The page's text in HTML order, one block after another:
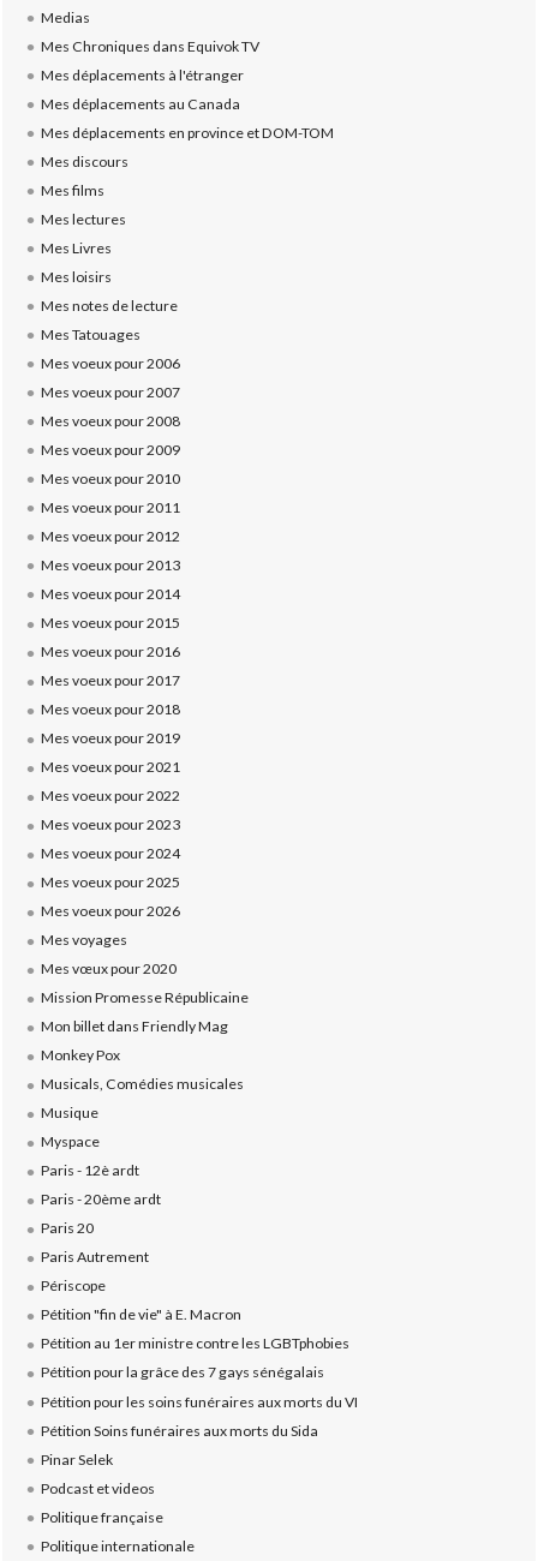
Medias
Mes Chroniques dans Equivok TV
Mes déplacements à l'étranger
Mes déplacements au Canada
Mes déplacements en province et DOM-TOM
Mes discours
Mes films
Mes lectures
Mes Livres
Mes loisirs
Mes notes de lecture
Mes Tatouages
Mes voeux pour 2006
Mes voeux pour 2007
Mes voeux pour 2008
Mes voeux pour 2009
Mes voeux pour 2010
Mes voeux pour 2011
Mes voeux pour 2012
Mes voeux pour 2013
Mes voeux pour 2014
Mes voeux pour 2015
Mes voeux pour 2016
Mes voeux pour 2017
Mes voeux pour 2018
Mes voeux pour 2019
Mes voeux pour 2021
Mes voeux pour 2022
Mes voeux pour 2023
Mes voeux pour 2024
Mes voeux pour 2025
Mes voeux pour 2026
Mes voyages
Mes vœux pour 2020
Mission Promesse Républicaine
Mon billet dans Friendly Mag
Monkey Pox
Musicals, Comédies musicales
Musique
Myspace
Paris - 12è ardt
Paris - 20ème ardt
Paris 20
Paris Autrement
Périscope
Pétition "fin de vie" à E. Macron
Pétition au 1er ministre contre les LGBTphobies
Pétition pour la grâce des 7 gays sénégalais
Pétition pour les soins funéraires aux morts du VI
Pétition Soins funéraires aux morts du Sida
Pinar Selek
Podcast et videos
Politique française
Politique internationale